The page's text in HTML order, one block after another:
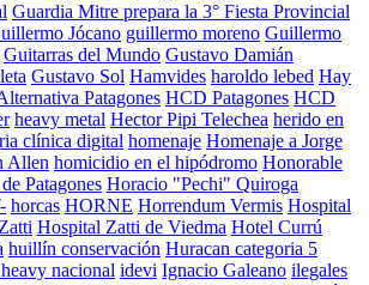
Guardia Mitre prepara la 3° Fiesta Provincial
Jócano guillermo moreno Guillermo
Guitarras del Mundo Gustavo Damián
Gustavo Sol Hamvides haroldo lebed Hay
Patagones HCD Patagones HCD
heavy metal Hector Pipi Telechea herido en
clínica digital homenaje Homenaje a Jorge
Allen homicidio en el hipódromo Honorable
Patagones Horacio "Pechi" Quiroga
horcas HORNE Horrendum Vermis Hospital
Hospital Zatti de Viedma Hotel Currú
huillín conservación Huracan categoria 5
nacional idevi Ignacio Galeano ilegales